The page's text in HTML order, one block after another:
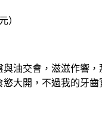
）
與油交會，滋滋作響
慾大開，不過我的牙